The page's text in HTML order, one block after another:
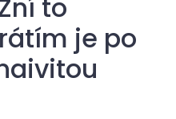
to
je po